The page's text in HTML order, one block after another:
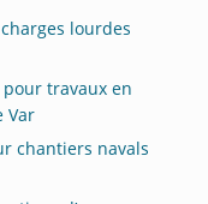
lourdes
travaux en
Var
chantiers navals